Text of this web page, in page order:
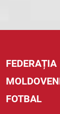
FEDERAȚIA
FOTBAL